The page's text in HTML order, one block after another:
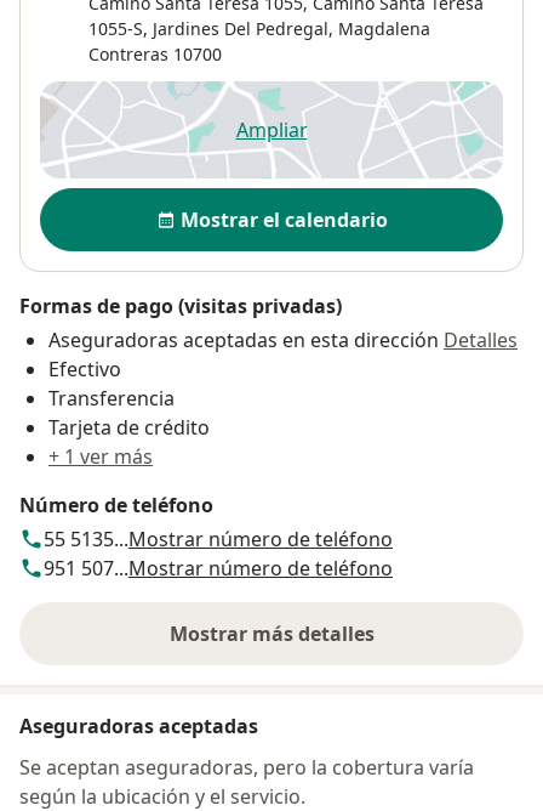
1055-S, Jardines Del Pedregal, Magdalena
Contreras 10700
Ampliarse abre en una nueva
Disponibilidad
Mostrar el calendario
Formas de pago (visitas privadas)
Aseguradoras aceptadas en esta dirección Detalles
Efectivo
Transferencia
Tarjeta de crédito
+ 1 ver más
Número de teléfono
55 5135...Mostrar número de teléfono
951 507...Mostrar número de teléfono
Mostrar más detalles
sobre la dirección
Aseguradoras aceptadas
Se aceptan aseguradoras, pero la cobertura varía
según la ubicación y el servicio.